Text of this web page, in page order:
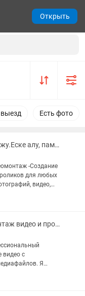
Есть фото
Услуги по монтажу.Еске алу, памятные ролики
для любых
видео,
Юбилей/
Креативный монтаж видео и профессиональные видео-услуги для каждого случая!
видео с
Я
Открыть